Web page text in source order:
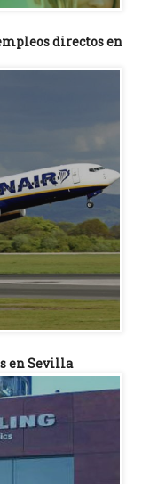
directos en
en Sevilla